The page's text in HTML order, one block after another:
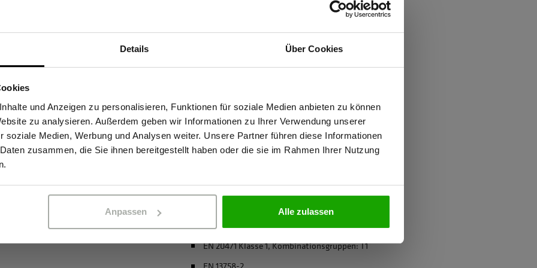
Details Über Cookies
und Anzeigen zu personalisieren, Funktionen für soziale Medien anbieten zu können
zu analysieren. Außerdem geben wir Informationen zu Ihrer Verwendung unserer
soziale Medien, Werbung und Analysen weiter. Unsere Partner führen diese Informationen
zusammen, die Sie ihnen bereitgestellt haben oder die sie im Rahmen Ihrer Nutzung
Anpassen Alle zulassen
hohe Sichtbarkeit mit
leitet
konzentriert bleibt. Der
Sonnenstrahlen. Die
langen Einsätzen frisch,
bei Outdoor-Arbeiten
ist ein verlässlicher
und Komfort
4-Wege-Stretch
recycelter Polyester
EN 20471 Klasse 1, Kombinationsgruppen: T1
Sind Sie Gewerbetreibender?
dass ich Gewerbetreibender bin. Alle Preise werden netto ausgewiesen.
PRIVATPERSON